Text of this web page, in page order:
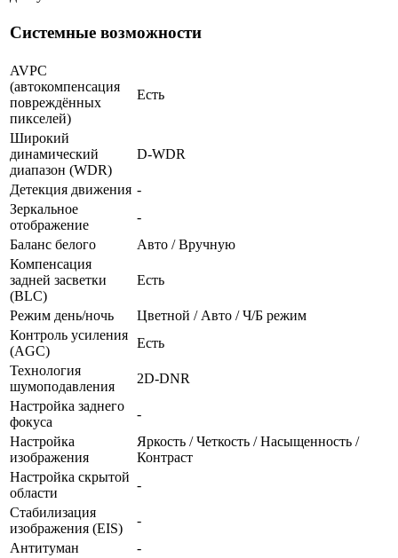
Системные возможности
AVPC
(автокомпенсация
повреждённых
пикселей)
Есть
Широкий
динамический
диапазон (WDR)
D-WDR
Детекция движения -
Зеркальное
отображение
-
Баланс белого
Авто / Вручную
Компенсация
задней засветки
(BLC)
Есть
Режим день/ночь
Цветной / Авто / Ч/Б режим
Контроль усиления
(AGC)
Есть
Технология
шумоподавления
2D-DNR
Настройка заднего
фокуса
-
Настройка
изображения
Яркость / Четкость / Насыщенность /
Контраст
Настройка скрытой
области
-
Стабилизация
изображения (EIS)
-
Антитуман
-